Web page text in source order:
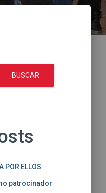
BUSCAR
POR ELLOS
patrocinador